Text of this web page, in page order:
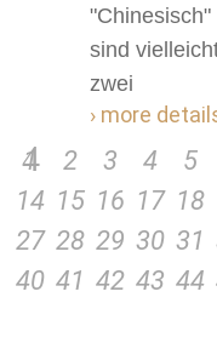
sind
zwei
› more
1 2 3 4 5
14 15 16 17 18
27 28 29 30 31
40 41 42 43 44